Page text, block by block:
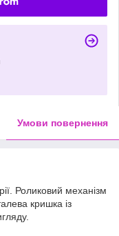
Умови повернення
Роликовий механізм
кришка із